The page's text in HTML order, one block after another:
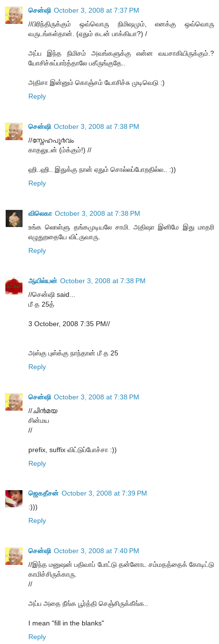
சென்ஷி October 3, 2008 at 7:37 PM
//பிரிந்திருக்கும் ஒவ்வொரு நிமிஷமும், எனக்கு ஒவ்வொரு
வருடங்கள்தான். (ஏதும் கடன் பாக்கியா?) /
அப்ப இந்த நிமிசம் அவங்களுக்கு என்ன வயசாகியிருக்கும்.?
யோசிச்சுப்பார்த்தாலே பகீருங்குதே..
அதிசா இன்னும் கொஞ்சம் யோசிச்சு முடிவெடு :)
Reply
சென்ஷி October 3, 2008 at 7:38 PM
//സ്നേഹപൂ൪വം
காதலுடன் (ம்க்கும்!) //
ஹி..ஹி.. இதுக்கு நான் ஏதும் சொல்லப்போறதில்ல.. :))
Reply
விலெகா October 3, 2008 at 7:38 PM
உங்க லொள்ளு தங்கமுடியலே சாமி. அதிஷா இனிமே இது மாதரி
எழுதுறதையே விட்ருவாரு.
Reply
ஆயில்யன் October 3, 2008 at 7:38 PM
//சென்ஷி said...
மீ த 25த்
3 October, 2008 7:35 PM//
அஸ்கு புஸ்க்கு நாந்தான் மீ த 25
Reply
சென்ஷி October 3, 2008 at 7:38 PM
//ചി൯മ‌യ
சின்மய
//
prefix, suffix விட்டுப்போச்சா :))
Reply
ஜெகதீசன் October 3, 2008 at 7:39 PM
:)))
Reply
சென்ஷி October 3, 2008 at 7:40 PM
//இந்த மனுஷன் பதிவாப் போட்டு தன்னோட சம்மதத்தைக் கோடிட்டு
காமிச்சிருக்காரு.
//
அப்ப அதை நீங்க பூர்த்தி செஞ்சிருக்கீங்க..
I mean "fill in the blanks"
Reply